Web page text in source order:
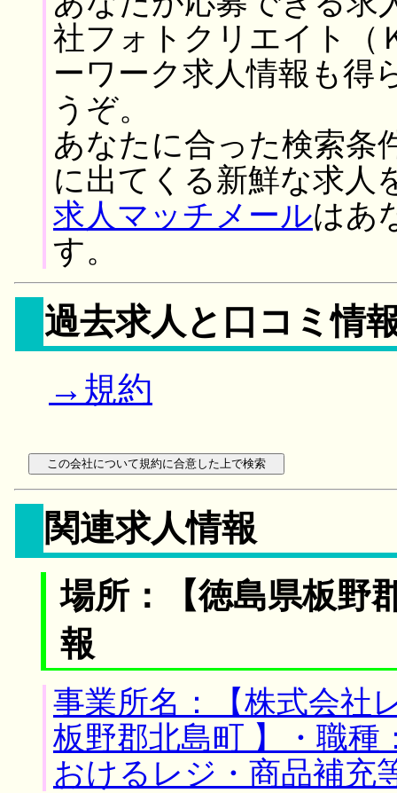
社フォトクリエイト（
ーワーク求人情報も得
うぞ。
あなたに合った検索条
に出てくる新鮮な求人
求人マッチメールはあ
す。
過去求人と口コミ情
→規約
関連求人情報
場所：【徳島県板野
報
事業所名：【株式会社
板野郡北島町 】・職
おけるレジ・商品補充